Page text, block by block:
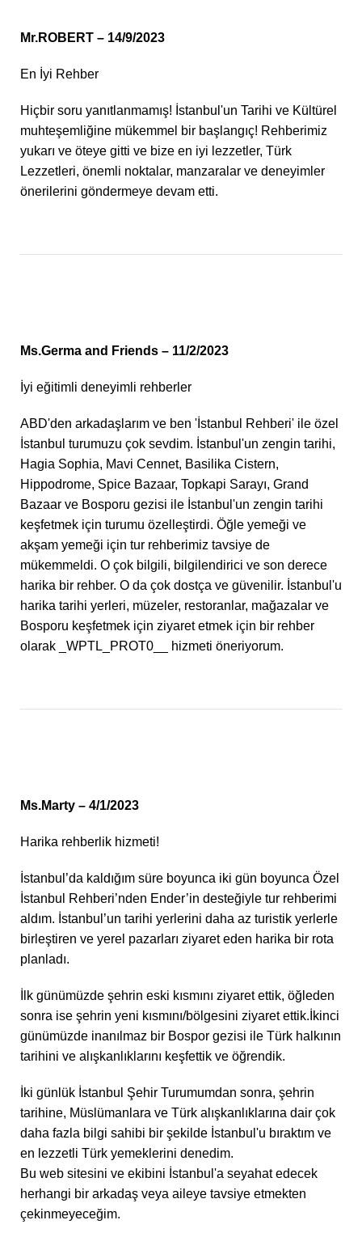
Mr.ROBERT – 14/9/2023
En İyi Rehber
Hiçbir soru yanıtlanmamış! İstanbul'un Tarihi ve Kültürel
muhteşemliğine mükemmel bir başlangıç! Rehberimiz
yukarı ve öteye gitti ve bize en iyi lezzetler, Türk
Lezzetleri, önemli noktalar, manzaralar ve deneyimler
önerilerini göndermeye devam etti.
Ms.Germa and Friends – 11/2/2023
İyi eğitimli deneyimli rehberler
ABD'den arkadaşlarım ve ben 'İstanbul Rehberi' ile özel
İstanbul turumuzu çok sevdim. İstanbul'un zengin tarihi,
Hagia Sophia, Mavi Cennet, Basilika Cistern,
Hippodrome, Spice Bazaar, Topkapi Sarayı, Grand
Bazaar ve Bosporu gezisi ile İstanbul'un zengin tarihi
keşfetmek için turumu özelleştirdi. Öğle yemeği ve
akşam yemeği için tur rehberimiz tavsiye de
mükemmeldi. O çok bilgili, bilgilendirici ve son derece
harika bir rehber. O da çok dostça ve güvenilir. İstanbul'u
harika tarihi yerleri, müzeler, restoranlar, mağazalar ve
Bosporu keşfetmek için ziyaret etmek için bir rehber
olarak _WPTL_PROT0__ hizmeti öneriyorum.
Ms.Marty – 4/1/2023
Harika rehberlik hizmeti!
İstanbul’da kaldığım süre boyunca iki gün boyunca Özel
İstanbul Rehberi’nden Ender’in desteğiyle tur rehberimi
aldım. İstanbul’un tarihi yerlerini daha az turistik yerlerle
birleştiren ve yerel pazarları ziyaret eden harika bir rota
planladı.
İlk günümüzde şehrin eski kısmını ziyaret ettik, öğleden
sonra ise şehrin yeni kısmını/bölgesini ziyaret ettik.İkinci
günümüzde inanılmaz bir Bospor gezisi ile Türk halkının
tarihini ve alışkanlıklarını keşfettik ve öğrendik.
İki günlük İstanbul Şehir Turumumdan sonra, şehrin
tarihine, Müslümanlara ve Türk alışkanlıklarına dair çok
daha fazla bilgi sahibi bir şekilde İstanbul'u bıraktım ve
en lezzetli Türk yemeklerini denedim.
Bu web sitesini ve ekibini İstanbul'a seyahat edecek
herhangi bir arkadaş veya aileye tavsiye etmekten
çekinmeyeceğim.